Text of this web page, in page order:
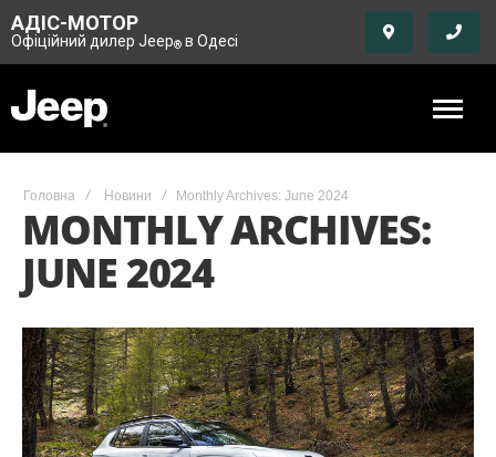
АДІС-МОТОР
Офіційний дилер Jeep® в Одесі
Головна Новини Monthly Archives: June 2024
MONTHLY ARCHIVES:
JUNE 2024